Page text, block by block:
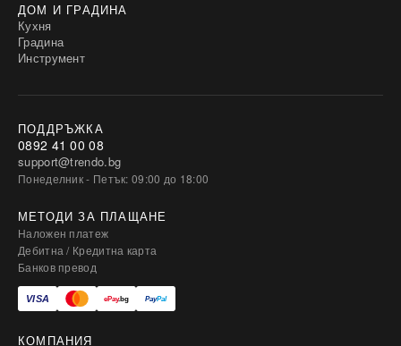
ДОМ И ГРАДИНА
Кухня
Градина
Инструмент
ПОДДРЪЖКА
0892 41 00 08
support@trendo.bg
Понеделник - Петък: 09:00 до 18:00
МЕТОДИ ЗА ПЛАЩАНЕ
Наложен платеж
Дебитна / Кредитна карта
Банков превод
КОМПАНИЯ